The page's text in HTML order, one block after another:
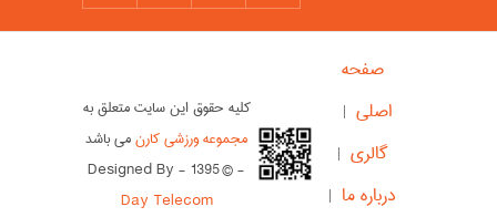
صفحه
اصلی
گالری
درباره ما
کلیه حقوق این سایت متعلق به
مجموعه ورزشی کارنمی باشد
- © 1395 - Designed By
Day Telecom